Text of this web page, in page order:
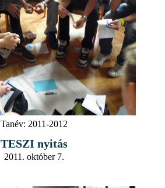
Tanév: 2011-2012
TESZI nyitás
2011. október 7.